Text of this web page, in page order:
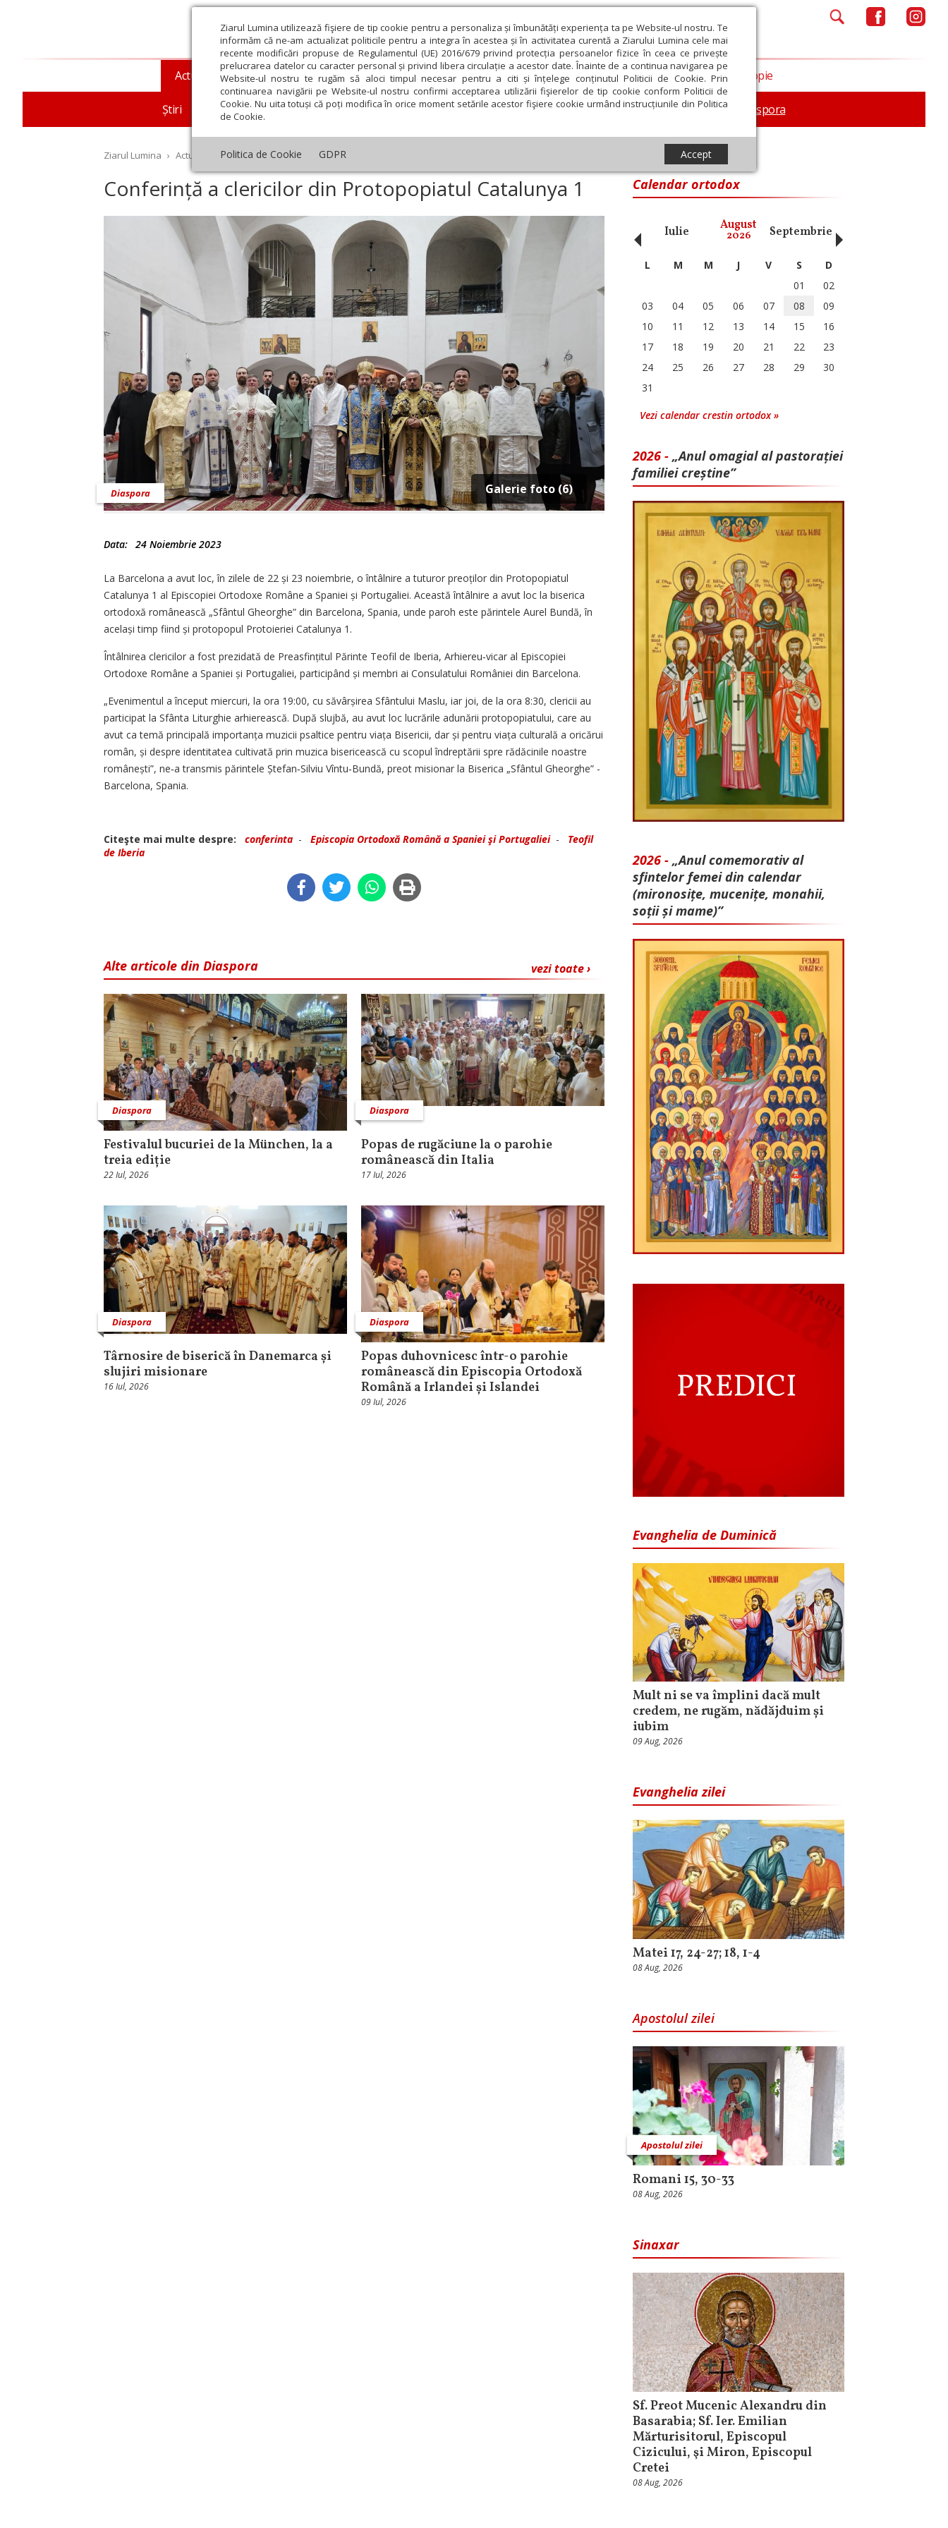
Ziarul Lumina utilizează fişiere de tip cookie pentru a personaliza și îmbunătăți experiența ta pe Website-ul nostru. Te
informăm că ne-am actualizat politicile pentru a integra în acestea și în activitatea curentă a Ziarului Lumina cele mai
recente modificări propuse de Regulamentul (UE) 2016/679 privind protecția persoanelor fizice în ceea ce privește
prelucrarea datelor cu caracter personal și privind libera circulație a acestor date. Înainte de a continua navigarea pe
Website-ul nostru te rugăm să aloci timpul necesar pentru a citi și înțelege conținutul Politicii de Cookie. Prin
continuarea navigării pe Website-ul nostru confirmi acceptarea utilizării fişierelor de tip cookie conform Politicii de
Cookie. Nu uita totuși că poți modifica în orice moment setările acestor fişiere cookie urmând instrucțiunile din Politica
de Cookie.
Politica de Cookie GDPR Accept
Actualitate religioasă
Știri Mesaje și cuvântări An omagial Comunicate de presă Documentar In memoriam Diaspora
Teologie și spiritualitate Educaţie și Cultură Societate Opinii Filantropie
Ziarul Lumina › Actualitate religioasă › Diaspora › Conferință a clericilor din Protopopiatul Catalunya 1
Conferință a clericilor din Protopopiatul Catalunya 1
Galerie foto (6)
Diaspora
Data: 24 Noiembrie 2023
La Barcelona a avut loc, în zilele de 22 și 23 noiembrie, o întâlnire a tuturor preoților din Protopopiatul
Catalunya 1 al Episcopiei Ortodoxe Române a Spaniei și Portugaliei. Această întâlnire a avut loc la biserica
ortodoxă românească „Sfântul Gheorghe” din Barcelona, Spania, unde paroh este părintele Aurel Bundă, în
același timp fiind și protopopul Protoieriei Catalunya 1.
Întâlnirea clericilor a fost prezidată de Preasfințitul Părinte Teofil de Iberia, Arhiereu‑vicar al Episcopiei
Ortodoxe Române a Spaniei și Portugaliei, participând și membri ai Consulatului României din Barcelona.
„Evenimentul a început miercuri, la ora 19:00, cu săvârșirea Sfântului Maslu, iar joi, de la ora 8:30, clericii au
participat la Sfânta Liturghie arhierească. După slujbă, au avut loc lucrările adunării protopopiatului, care au
avut ca temă principală importanța muzicii psaltice pentru viața Bisericii, dar și pentru viața culturală a oricărui
român, și despre identitatea cultivată prin muzica bisericească cu scopul îndreptării spre rădăcinile noastre
românești”, ne‑a transmis părintele Ștefan‑Silviu Vîntu‑Bundă, preot misionar la Biserica „Sfântul Gheorghe” -
Barcelona, Spania.
Citeşte mai multe despre: conferinta - Episcopia Ortodoxă Română a Spaniei şi Portugaliei- Teofil
de Iberia
vezi toate ›
Alte articole din Diaspora
Diaspora
Festivalul bucuriei de la München, la a
treia ediție
22 Iul, 2026
Diaspora
Popas de rugăciune la o parohie
românească din Italia
17 Iul, 2026
Diaspora
Târnosire de biserică în Danemarca și
slujiri misionare
16 Iul, 2026
Diaspora
Popas duhovnicesc într-o parohie
românească din Episcopia Ortodoxă
Română a Irlandei și Islandei
09 Iul, 2026
Calendar ortodox
Noiembrie Decembrie Ianuarie Februarie Martie Aprilie Iulie August
2026 Septembrie Octombrie
‹ L M M J V S
D
01
02
03
04 05 06 07 08
09
10
11 12 13 14 15
16
17
18 19 20 21 22
23
24
25 26 27 28 29
30
31
Vezi calendar crestin ortodox »
2026 - „Anul omagial al pastorației
familiei creștine”
2026 - „Anul comemorativ al
sfintelor femei din calendar
(mironosițe, mu­cenițe, monahii,
soții și mame)”
Evanghelia de Duminică
Mult ni se va împlini dacă mult
credem, ne rugăm, nădăjduim și
iubim
09 Aug, 2026
Evanghelia zilei
Matei 17, 24-27; 18, 1-4
08 Aug, 2026
Apostolul zilei
Apostolul zilei
Romani 15, 30-33
08 Aug, 2026
Sinaxar
Sf. Preot Mucenic Alexandru din
Basarabia; Sf. Ier. Emilian
Mărturisitorul, Episcopul
Cizicului, şi Miron, Episcopul
Cretei
08 Aug, 2026